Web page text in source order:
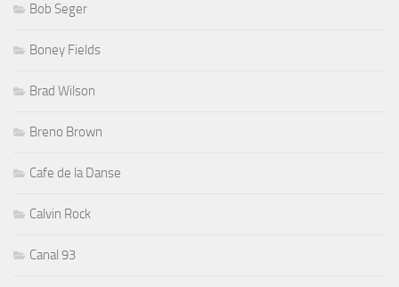
Bob Seger
Boney Fields
Brad Wilson
Breno Brown
Cafe de la Danse
Calvin Rock
Canal 93